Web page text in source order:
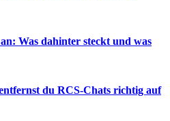
Was dahinter steckt und was
du RCS-Chats richtig auf